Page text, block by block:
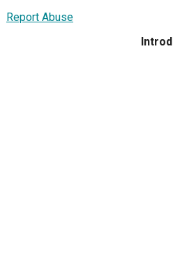
Report Abuse